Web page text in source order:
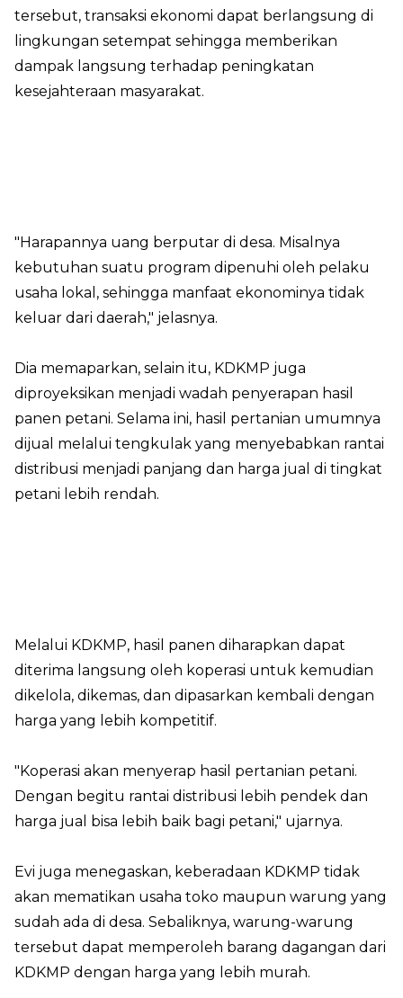
tersebut, transaksi ekonomi dapat berlangsung di
lingkungan setempat sehingga memberikan
dampak langsung terhadap peningkatan
kesejahteraan masyarakat.
"Harapannya uang berputar di desa. Misalnya
kebutuhan suatu program dipenuhi oleh pelaku
usaha lokal, sehingga manfaat ekonominya tidak
keluar dari daerah," jelasnya.
Dia memaparkan, selain itu, KDKMP juga
diproyeksikan menjadi wadah penyerapan hasil
panen petani. Selama ini, hasil pertanian umumnya
dijual melalui tengkulak yang menyebabkan rantai
distribusi menjadi panjang dan harga jual di tingkat
petani lebih rendah.
Melalui KDKMP, hasil panen diharapkan dapat
diterima langsung oleh koperasi untuk kemudian
dikelola, dikemas, dan dipasarkan kembali dengan
harga yang lebih kompetitif.
"Koperasi akan menyerap hasil pertanian petani.
Dengan begitu rantai distribusi lebih pendek dan
harga jual bisa lebih baik bagi petani," ujarnya.
Evi juga menegaskan, keberadaan KDKMP tidak
akan mematikan usaha toko maupun warung yang
sudah ada di desa. Sebaliknya, warung-warung
tersebut dapat memperoleh barang dagangan dari
KDKMP dengan harga yang lebih murah.